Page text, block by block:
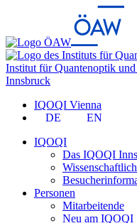
Institut für Quantenoptik
Innsbruck
IQOQI Vienna
DE
EN
IQOQI
Das IQOQI
Personen
Mitarbeitende
Neu am IQOQI